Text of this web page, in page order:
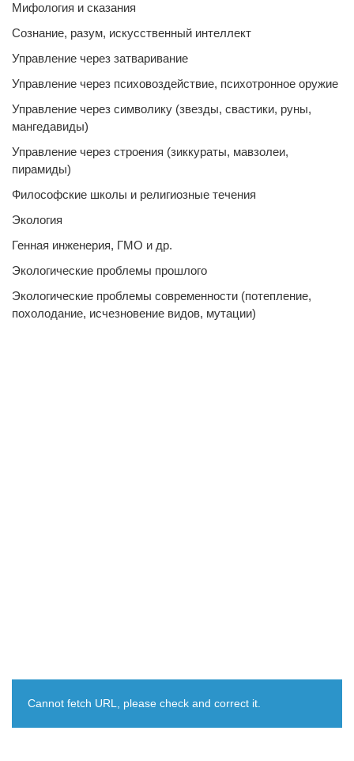
Мифология и сказания
Сознание, разум, искусственный интеллект
Управление через затваривание
Управление через психовоздействие, психотронное оружие
Управление через символику (звезды, свастики, руны,
мангедавиды)
Управление через строения (зиккураты, мавзолеи,
пирамиды)
Философские школы и религиозные течения
Экология
Генная инженерия, ГМО и др.
Экологические проблемы прошлого
Экологические проблемы современности (потепление,
похолодание, исчезновение видов, мутации)
Cannot fetch URL, please check and correct it.